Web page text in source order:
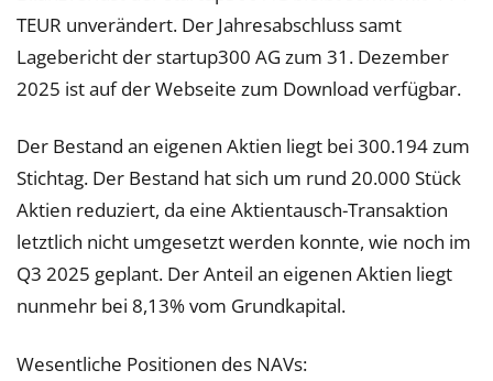
TEUR unverändert. Der Jahresabschluss samt
Lagebericht der startup300 AG zum 31. Dezember
2025 ist auf der Webseite zum Download verfügbar.
Der Bestand an eigenen Aktien liegt bei 300.194 zum
Stichtag. Der Bestand hat sich um rund 20.000 Stück
Aktien reduziert, da eine Aktientausch-Transaktion
letztlich nicht umgesetzt werden konnte, wie noch im
Q3 2025 geplant. Der Anteil an eigenen Aktien liegt
nunmehr bei 8,13% vom Grundkapital.
Wesentliche Positionen des NAVs: